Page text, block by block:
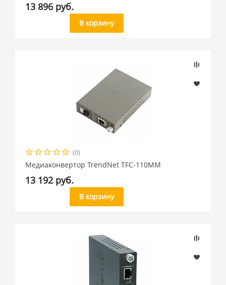
13 896 руб.
В корзину
(0)
Медиаконвертор TrendNet TFC-110MM
13 192 руб.
В корзину